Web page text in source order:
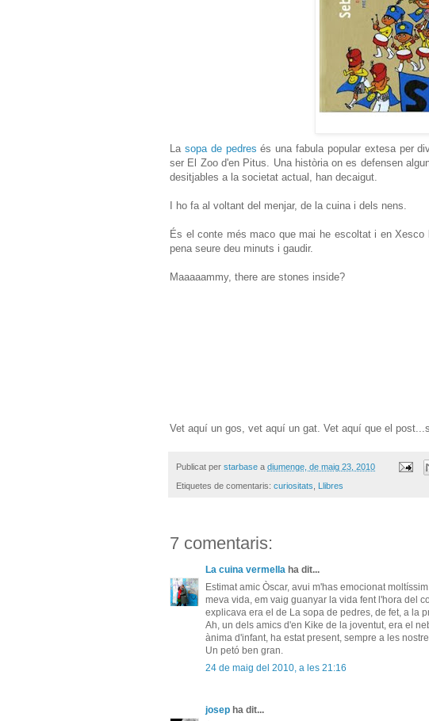
La sopa de pedres és una fabula popular extesa per
ser El Zoo d'en Pitus. Una història on es defensen
desitjables a la societat actual, han decaigut.
I ho fa al voltant del menjar, de la cuina i dels nens.
És el conte més maco que mai he escoltat i en
pena seure deu minuts i gaudir.
Maaaaammy, there are stones inside?
Vet aquí un gos, vet aquí un gat. Vet aquí que el
Publicat per starbase a diumenge, de maig 23, 2010
Etiquetes de comentaris: curiositats Llibres
7 comentaris:
La cuina vermella ha dit...
Estimat amic Òscar, avui m'has emocionat
meva vida, em vaig guanyar la vida fent l'hora del
explicava era el de La sopa de pedres, de fet, a la
Ah, un dels amics d'en Kike de la joventut, era el
ànima d'infant, ha estat present, sempre a les
Un petó ben gran.
24 de maig del 2010, a les 21:16
josep ha dit...